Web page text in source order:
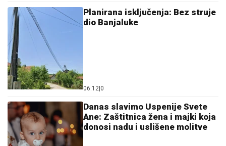
Planirana isključenja: Bez struje
dio Banjaluke
06:12 0
Danas slavimo Uspenije Svete
Ane: Zaštitnica žena i majki koja
donosi nadu i uslišene molitve